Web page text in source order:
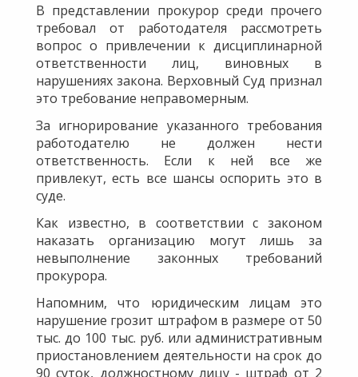
В представлении прокурор среди прочего
требовал от работодателя рассмотреть
вопрос о привлечении к дисциплинарной
ответственности лиц, виновных в
нарушениях закона. Верховный Суд признал
это требование неправомерным.
За игнорирование указанного требования
работодателю не должен нести
ответственность. Если к ней все же
привлекут, есть все шансы оспорить это в
суде.
Как известно, в соответствии с законом
наказать организацию могут лишь за
невыполнение законных требований
прокурора.
Напомним, что юридическим лицам это
нарушение грозит штрафом в размере от 50
тыс. до 100 тыс. руб. или административным
приостановлением деятельности на срок до
90 суток, должностному лицу - штраф от 2